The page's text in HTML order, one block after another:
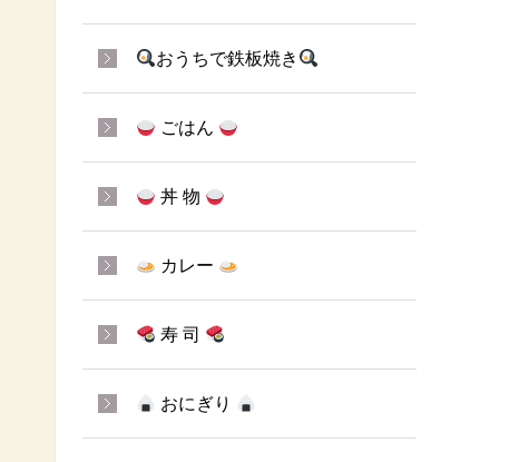
おうちで鉄板焼き
ごはん
丼 物
カレー
寿 司
おにぎり